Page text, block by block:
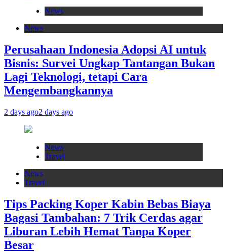
News
News
Perusahaan Indonesia Adopsi AI untuk
Bisnis: Survei Ungkap Tantangan Bukan
Lagi Teknologi, tetapi Cara
Mengembangkannya
2 days ago2 days ago
News
Travel
News
Travel
Tips Packing Koper Kabin Bebas Biaya
Bagasi Tambahan: 7 Trik Cerdas agar
Liburan Lebih Hemat Tanpa Koper
Besar